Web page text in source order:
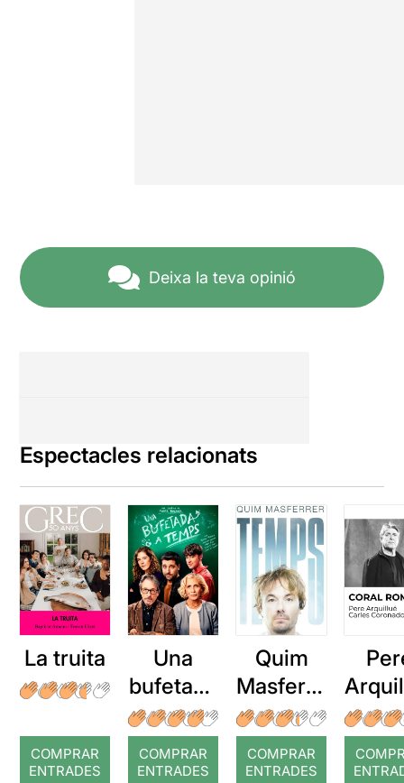
Deixa la teva opinió
Espectacles relacionats
La truita
COMPRAR
ENTRADES
Una
bufetada
a temps
COMPRAR
ENTRADES
Quim
Masferre
r: Temps
COMPRAR
ENTRADES
: